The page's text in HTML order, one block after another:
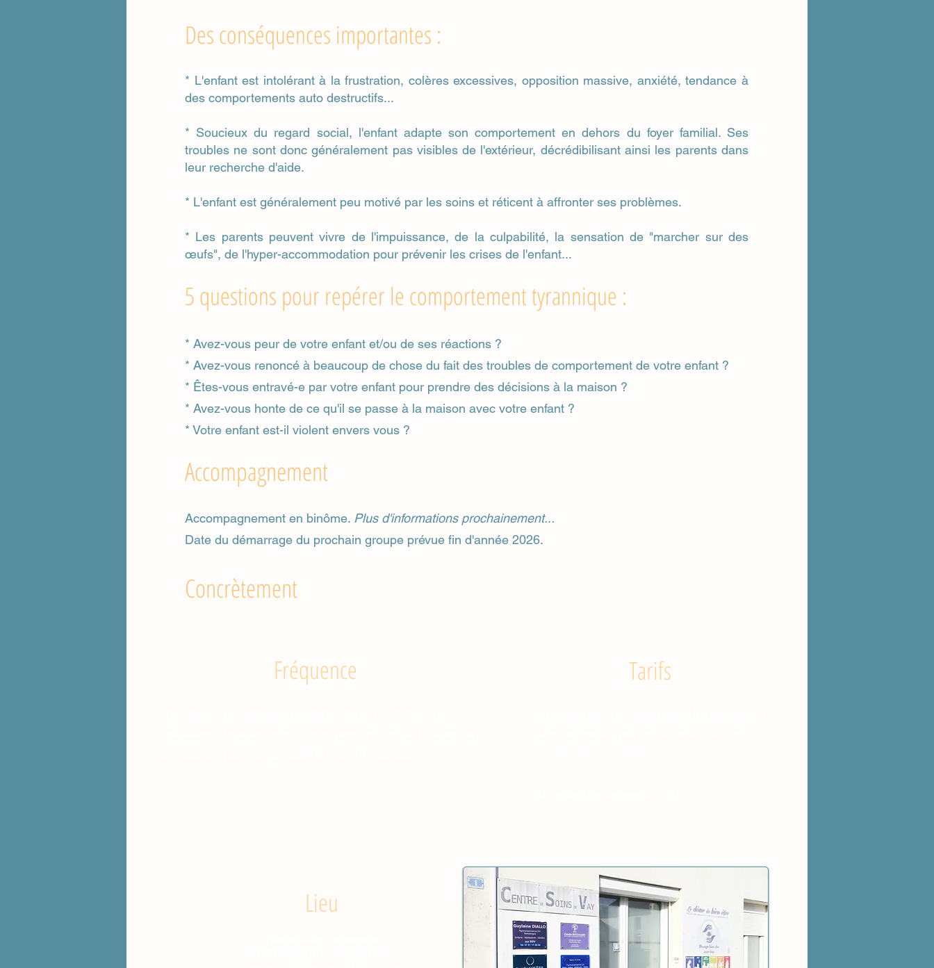
Des conséquences importantes :
* L'enfant est intolérant à la frustration, colères excessives, opposition massive, anxiété, tendance à
des comportements auto destructifs...
* Soucieux du regard social, l'enfant adapte son comportement en dehors du foyer familial. Ses
troubles ne sont donc généralement pas visibles de l'extérieur, décrédibilisant ainsi les parents dans
leur recherche d'aide.
* L'enfant est généralement peu motivé par les soins et réticent à affronter ses problèmes.
* Les parents peuvent vivre de l'impuissance, de la culpabilité, la sensation de "marcher sur des
œufs", de l'hyper-accommodation pour prévenir les crises de l'enfant...
5 questions pour repérer le comportement tyrannique :
* Avez-vous peur de votre enfant et/ou de ses réactions ?
* Avez-vous renoncé à beaucoup de chose du fait des troubles de comportement de votre enfant ?
* Êtes-vous entravé-e par votre enfant pour prendre des décisions à la maison ?
* Avez-vous honte de ce qu'il se passe à la maison avec votre enfant ?
* Votre enfant est-il violent envers vous ?
Accompagnement
Accompagnement en binôme. Plus d'informations prochainement...
Date du démarrage du prochain groupe prévue fin d'année 2026.
Concrètement
Fréquence Tarifs
Lieu